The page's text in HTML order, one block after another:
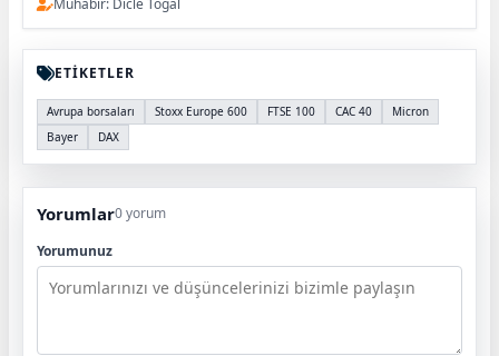
ETİKETLER
Avrupa borsaları Stoxx Europe 600 FTSE 100 CAC 40
Micron
Bayer
DAX
Yorumlar0 yorum
Yorumunuz